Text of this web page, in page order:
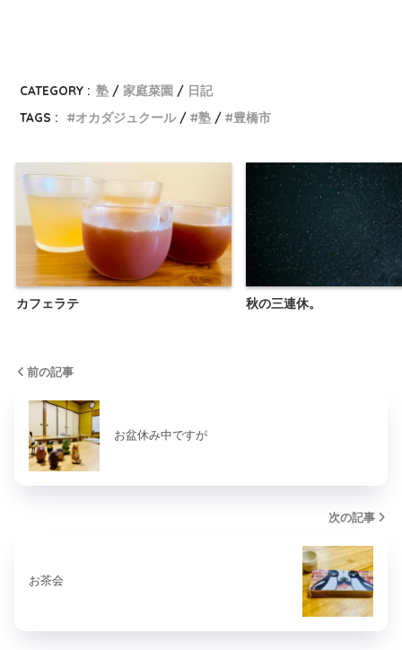
CATEGORY : 塾 家庭菜園
日記
TAGS :
オカダジュクール 塾 豊橋市
カフェラテ 秋の三連休。
前の記事
お盆休み中ですが
次の記事
お茶会